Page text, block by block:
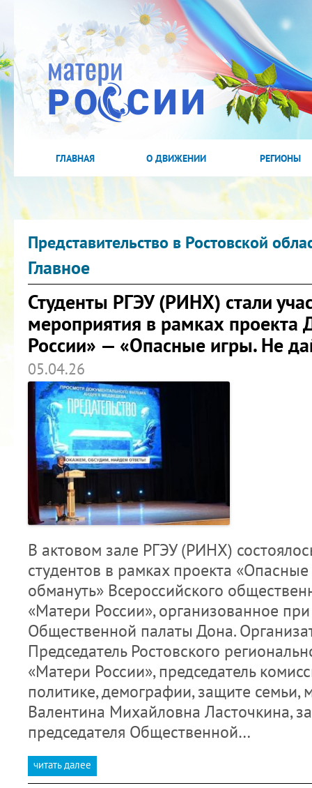
ГЛАВНАЯ О ДВИЖЕНИИ РЕГИОНЫ
Представительство в Ростовской
Главное
Студенты РГЭУ (РИНХ) стали
мероприятия в рамках проекта
России» — «Опасные игры. Не
05.04.26
В актовом зале РГЭУ (РИНХ)
студентов в рамках проекта
обмануть» Всероссийского
«Матери России», организованное
Общественной палаты Дона.
Председатель Ростовского
«Матери России», председатель
политике, демографии, защите семьи,
Валентина Михайловна Ласточкина,
председателя Общественной…
читать далее